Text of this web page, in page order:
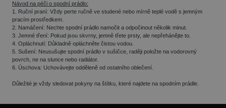
Návod na péči o spodní prádlo:
1. Ruční praní: Vždy perte ručně ve studené nebo mírně teplé vodě s jemným
pracím prostředkem.
2. Namáčení: Nechte spodní prádlo namočit a odpočinout několik minut.
3. Jemné tření: Pokud jsou skvrny, jemně třete prsty, ale nepřehánějte to.
4. Opláchnutí: Důkladně opláchněte čistou vodou.
5. Sušení: Neusušujte spodní prádlo v sušičce, raději položte na vodorovný
povrch, ne na slunce nebo radiátor.
6. Úschova: Uchovávejte odděleně od ostatního oblečení.
Důležité je vždy sledovat pokyny na štítku, které najdete na spodním prádle.